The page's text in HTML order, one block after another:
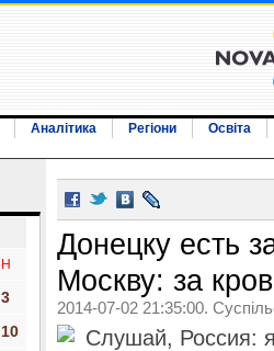
Аналітика Регіони
Освіта
Н
3
10
Донецку есть
Москву: за
2014-07-02 21:35:00.
Слушай, Россия: